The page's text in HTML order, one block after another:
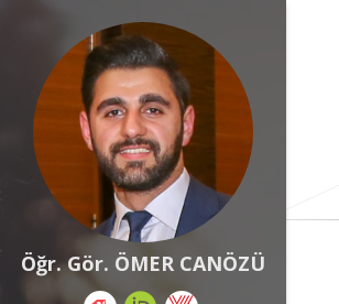
Öğr. Gör. ÖMER CANÖZÜ